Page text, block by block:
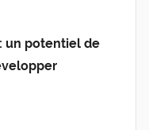
un potentiel de